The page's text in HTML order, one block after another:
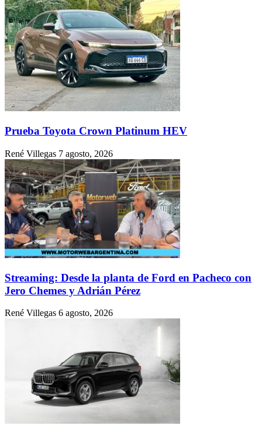
Prueba Toyota Crown Platinum HEV
René Villegas 7 agosto, 2026
Streaming: Desde la planta de Ford en Pacheco con
Jero Chemes y Adrián Pérez
René Villegas 6 agosto, 2026